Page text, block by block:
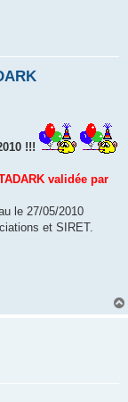
!!!
validée par
le 27/05/2010
et SIRET.